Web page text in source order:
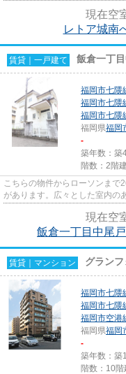
現在空
レトア城南
賃貸｜一戸建て 飯倉一丁
福岡市七隈
福岡市七隈
福岡市七隈
福岡県福岡
-
築年数：築
階数：2階建
こちらの物件からローソンまで
があります。広々とした室内の
現在空
飯倉一丁目中尾
賃貸｜マンション グラン
福岡市七隈
福岡市七隈
福岡市空港
福岡県福岡
-
築年数：築
階数：10階